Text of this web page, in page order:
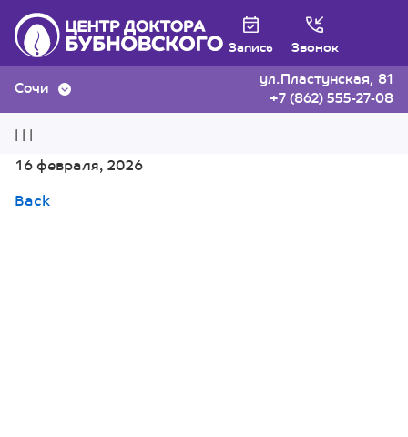
ул.Пластунская, 81
+7 (862) 555-27-08
Запись Звонок
Сочи
| | |
16 февраля, 2026
Back